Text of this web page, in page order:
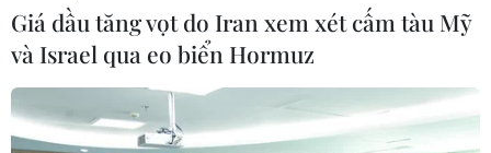
Giá dầu tăng vọt do Iran xem xét cấm tàu Mỹ
và Israel qua eo biển Hormuz